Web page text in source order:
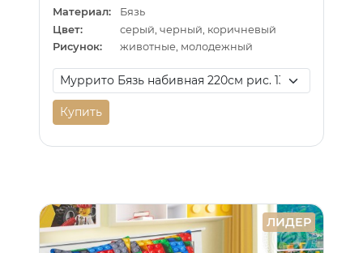
Материал:
Бязь
Цвет:
серый, черный, коричневый
Рисунок:
животные, молодежный
Купить
ЛИДЕР